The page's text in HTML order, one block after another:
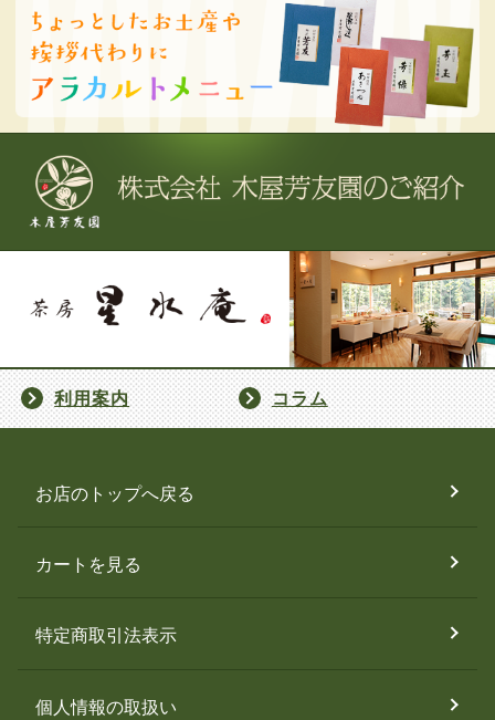
利用案内 コラム
お店のトップへ戻る
カートを見る
特定商取引法表示
個人情報の取扱い